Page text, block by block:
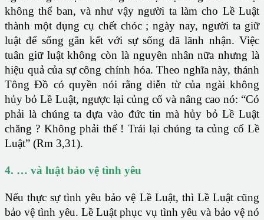
không thể ban, và như vậy người ta làm cho Lề Luật
thành một dụng cụ chết chóc ; ngày nay, người ta giữ
luật để sống gắn kết với sự sống đã lãnh nhận. Việc
tuân giữ luật không còn là nguyên nhân nữa nhưng là
hiệu quả của sự công chính hóa. Theo nghĩa này, thánh
Tông Đồ có quyền nói rằng diễn từ của ngài không
hủy bỏ Lề Luật, ngược lại củng cố và nâng cao nó: “Có
phải là chúng ta dựa vào đức tin mà hủy bỏ Lề Luật
chăng ? Không phải thế ! Trái lại chúng ta củng cố Lề
Luật” (Rm 3,31).
4. … và luật bảo vệ tình yêu
Nếu thực sự tình yêu bảo vệ Lề Luật, thì Lề Luật cũng
bảo vệ tình yêu. Lề Luật phục vụ tình yêu và bảo vệ nó